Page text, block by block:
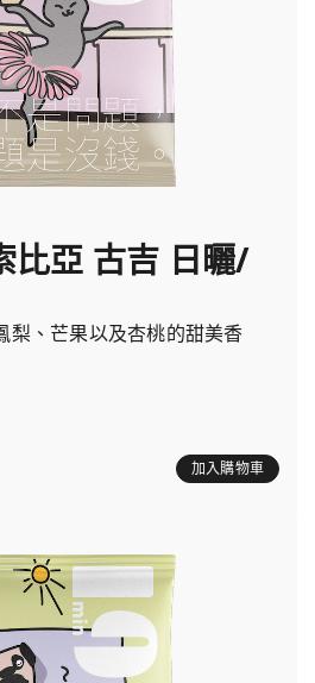
比亞 古吉 日曬/
梨、芒果以及杏桃的甜美香
加入購物車